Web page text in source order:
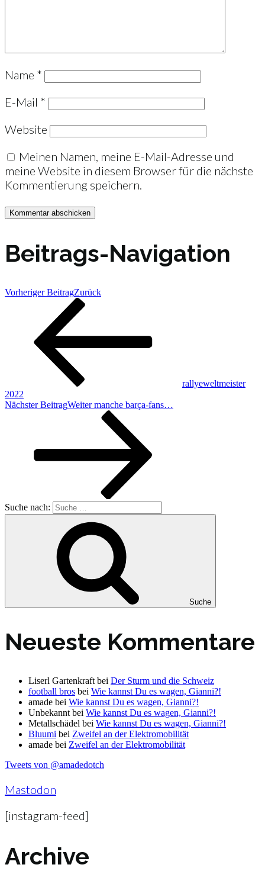
Name *
E-Mail *
Website
Meinen Namen, meine E-Mail-Adresse und
meine Website in diesem Browser für die nächste
Kommentierung speichern.
Beitrags-Navigation
Vorheriger BeitragZurück
rallyeweltmeister
2022
Nächster BeitragWeiter manche barça-fans…
Suche nach:
Suche
Neueste Kommentare
Liserl Gartenkraft bei Der Sturm und die Schweiz
football bros bei Wie kannst Du es wagen, Gianni?!
amade bei Wie kannst Du es wagen, Gianni?!
Unbekannt bei Wie kannst Du es wagen, Gianni?!
Metallschädel bei Wie kannst Du es wagen, Gianni?!
Bluumi bei Zweifel an der Elektromobilität
amade bei Zweifel an der Elektromobilität
Tweets von @amadedotch
Mastodon
[instagram-feed]
Archive